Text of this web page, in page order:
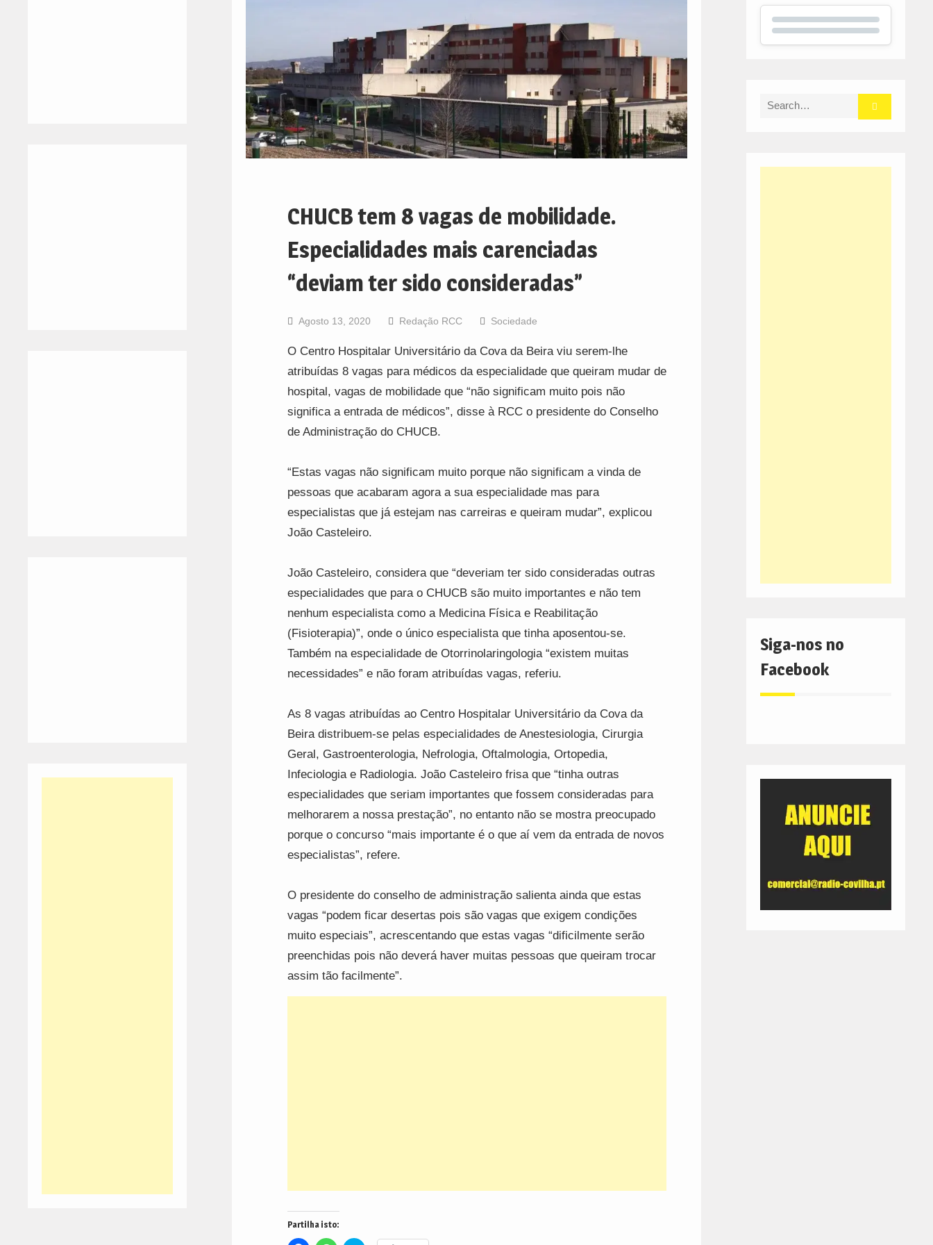
CHUCB tem 8 vagas de mobilidade.
Especialidades mais carenciadas
“deviam ter sido consideradas”
Agosto 13, 2020 Redação RCC Sociedade
O Centro Hospitalar Universitário da Cova da Beira viu serem-lhe
atribuídas 8 vagas para médicos da especialidade que queiram mudar de
hospital, vagas de mobilidade que “não significam muito pois não
significa a entrada de médicos”, disse à RCC o presidente do Conselho
de Administração do CHUCB.
“Estas vagas não significam muito porque não significam a vinda de
pessoas que acabaram agora a sua especialidade mas para
especialistas que já estejam nas carreiras e queiram mudar”, explicou
João Casteleiro.
João Casteleiro, considera que “deveriam ter sido consideradas outras
especialidades que para o CHUCB são muito importantes e não tem
nenhum especialista como a Medicina Física e Reabilitação
(Fisioterapia)”, onde o único especialista que tinha aposentou-se.
Também na especialidade de Otorrinolaringologia “existem muitas
necessidades” e não foram atribuídas vagas, referiu.
As 8 vagas atribuídas ao Centro Hospitalar Universitário da Cova da
Beira distribuem-se pelas especialidades de Anestesiologia, Cirurgia
Geral, Gastroenterologia, Nefrologia, Oftalmologia, Ortopedia,
Infeciologia e Radiologia. João Casteleiro frisa que “tinha outras
especialidades que seriam importantes que fossem consideradas para
melhorarem a nossa prestação”, no entanto não se mostra preocupado
porque o concurso “mais importante é o que aí vem da entrada de novos
especialistas”, refere.
O presidente do conselho de administração salienta ainda que estas
vagas “podem ficar desertas pois são vagas que exigem condições
muito especiais”, acrescentando que estas vagas “dificilmente serão
preenchidas pois não deverá haver muitas pessoas que queiram trocar
assim tão facilmente”.
Partilha isto:
Search
Siga-nos no
Facebook